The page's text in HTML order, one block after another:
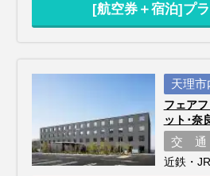
[航空券＋宿泊]プ
天理市
フェア
ット･奈
交 通
近鉄・